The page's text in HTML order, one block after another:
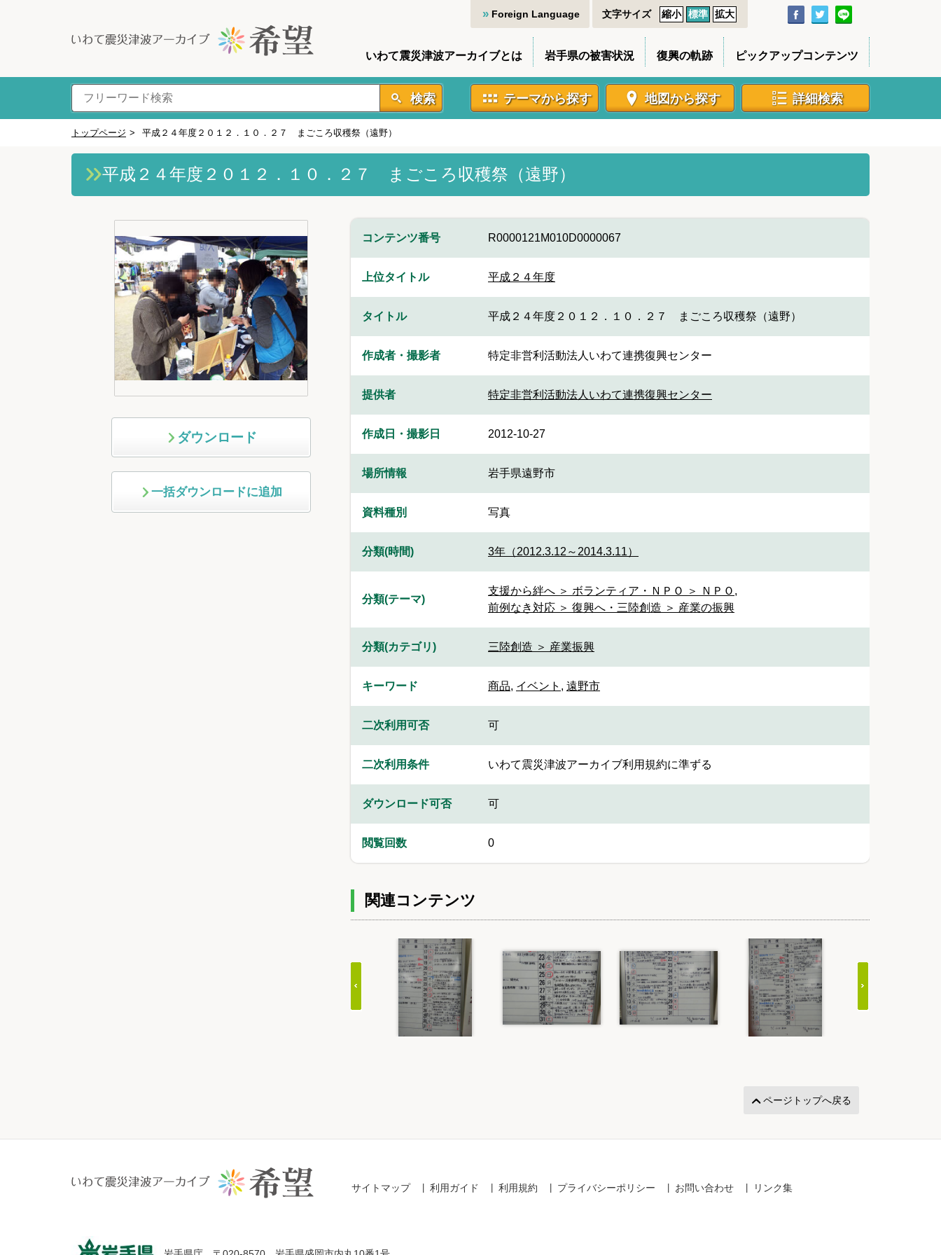
Foreign Language 文字サイズ 縮小 標準 拡大
いわて震災津波アーカイブとは 岩手県の被害状況 復興の軌跡 ピックアップコンテンツ
検索 テーマから探す 地図から探す 詳細検索
トップページ > 平成２４年度２０１２．１０．２７ まごころ収穫祭（遠野）
平成２４年度２０１２．１０．２７ まごころ収穫祭（遠野）
ダウンロード
一括ダウンロードに追加
コンテンツ番号 R0000121M010D0000067
上位タイトル 平成２４年度
タイトル 平成２４年度２０１２．１０．２７ まごころ収穫祭（遠野）
作成者・撮影者 特定非営利活動法人いわて連携復興センター
提供者 特定非営利活動法人いわて連携復興センター
作成日・撮影日 2012-10-27
場所情報 岩手県遠野市
資料種別 写真
分類(時間) 3年（2012.3.12～2014.3.11）
分類(テーマ)
支援から絆へ ＞ ボランティア・ＮＰＯ ＞ ＮＰＯ ,
前例なき対応 ＞ 復興へ・三陸創造 ＞ 産業の振興
分類(カテゴリ) 三陸創造 ＞ 産業振興
キーワード 商品, イベント , 遠野市
二次利用可否 可
二次利用条件 いわて震災津波アーカイブ利用規約に準ずる
ダウンロード可否 可
閲覧回数 0
関連コンテンツ
ページトップへ戻る
サイトマップ 利用ガイド 利用規約 プライバシーポリシー お問い合わせ リンク集